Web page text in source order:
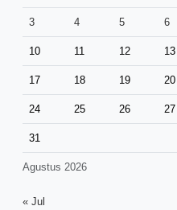
Agustus 2026
3 4 5 6
10 11 12 13
17 18 19 20
24 25 26 27
31
« Jul